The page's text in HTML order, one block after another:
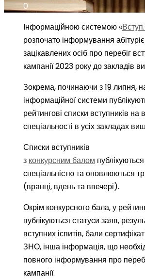
0
Інформаційною системою «
розпочато інформування
зацікавлених осіб про перебіг
кампанії 2023 року до закладів
Зокрема, починаючи з 19 липня,
інформаційної системи
рейтингові списки вступників на
спеціальності в усіх закладах
Списки вступників
з конкурсним балом
спеціальністю та оновлюються
(вранці, вдень та ввечері).
Окрім конкурсного бала, у
публікуються статуси заяв,
вступних іспитів, бали
ЗНО, інша інформація, що
повного інформування про
кампанії.